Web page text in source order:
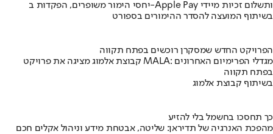
יחסי הימור משופרים, הפקדות ב-Apple Pay ותשלום זכיות מיידי
בשיתוף המועצה להסדר ההימורים בספורט
הפרויקט החדש שמסקרן רוכשים בפתח תקווה
קבוצת אלמוג מציגה את פרויקט MALA: מגדלי הפרימיום האחרונים
בפתח תקווה
בשיתוף קבוצת אלמוג
כך תחסכו בחשמל בלי להזיע
מהפכת האנרגיה של תדיראן: שליטה, אבטחת מידע וניהול אקלים חכם